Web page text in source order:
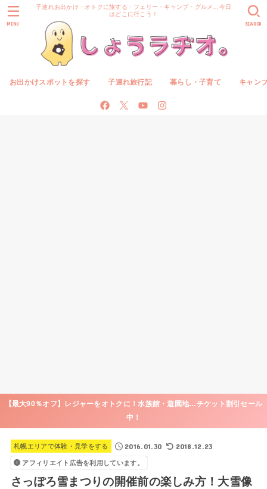
子連れお出かけ・オトクに旅する・フェリー・キャンプ・グルメ…今日
はどこに行こう！
お出かけスポットを探す 子連れ旅行記 暮らし・子育て キャン
SEARCH
MENU
【最大90％オフ】レジャーをオトクに！水族館・遊園地…チケット割引セール
中！
札幌エリアで体験・見学をする 2016.01.30 2018.12.23
アフィリエイト広告を利用しています。
さっぽろ雪まつりの開催前の楽しみ方！大雪像